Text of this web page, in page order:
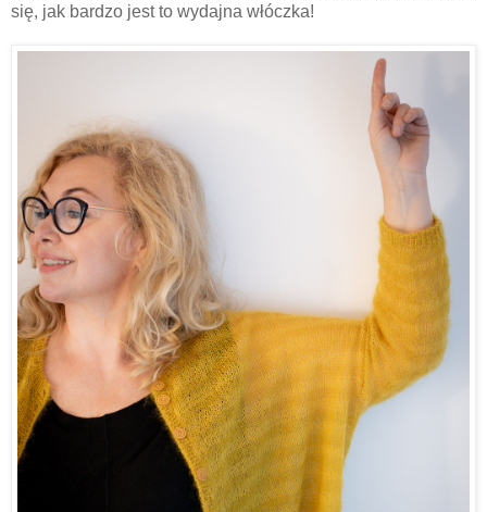
się, jak bardzo jest to wydajna włóczka!